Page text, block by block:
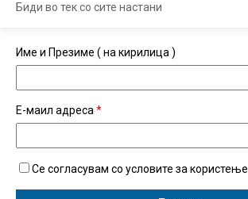
Биди во тек со сите настани
Име и Презиме ( на кирилица )
Е-маил адреса *
Се согласувам со условите за користење